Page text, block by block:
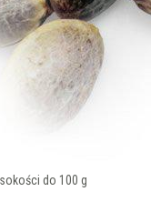
do 100 g